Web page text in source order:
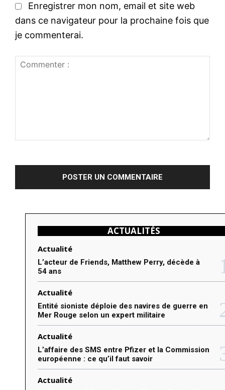
m
Enregistrer mon nom, email et site web
dans ce navigateur pour la prochaine fois que
je commenterai.
ACTUALITÉS
Actualité
L’acteur de Friends, Matthew Perry, décède à
54 ans
Actualité
Entité sioniste déploie des navires de guerre en
Mer Rouge selon un expert militaire
Actualité
L’affaire des SMS entre Pfizer et la Commission
européenne : ce qu’il faut savoir
Actualité